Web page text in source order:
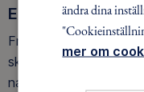
Ett friluftsliv för
Friluftsfrämjandet
ska upptäcka den
naturen ger. Som
ändra dina
mer om